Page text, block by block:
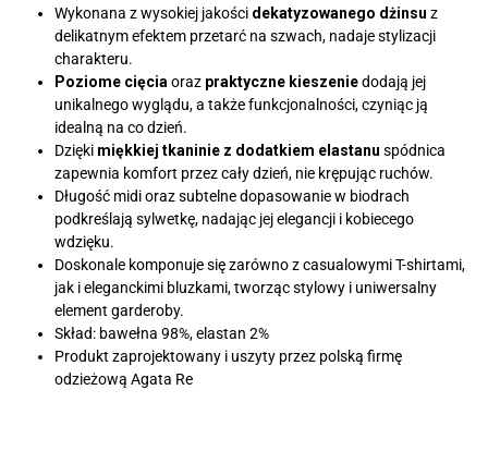
Wykonana z wysokiej jakości dekatyzowanego dżinsu z
delikatnym efektem przetarć na szwach, nadaje stylizacji
charakteru.
Poziome cięcia oraz praktyczne kieszeniedodają jej
unikalnego wyglądu, a także funkcjonalności, czyniąc ją
idealną na co dzień.
Dzięki miękkiej tkaninie z dodatkiem elastanu spódnica
zapewnia komfort przez cały dzień, nie krępując ruchów.
Długość midi oraz subtelne dopasowanie w biodrach
podkreślają sylwetkę, nadając jej elegancji i kobiecego
wdzięku.
Doskonale komponuje się zarówno z casualowymi T-shirtami,
jak i eleganckimi bluzkami, tworząc stylowy i uniwersalny
element garderoby.
Skład: bawełna 98%, elastan 2%
Produkt zaprojektowany i uszyty przez polską firmę
odzieżową Agata Re